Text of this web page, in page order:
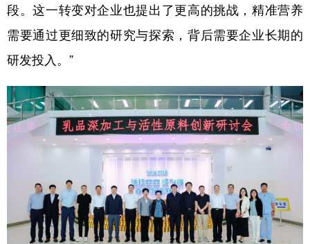
段。这一转变对企业也提出了更高的挑战，精准营养
需要通过更细致的研究与探索，背后需要企业长期的
研发投入。”